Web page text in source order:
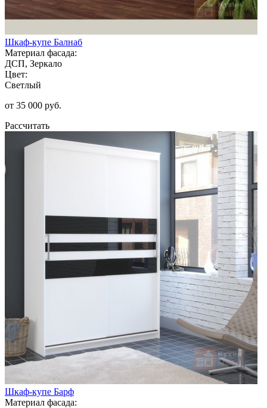
Шкаф-купе Балнаб
Материал фасада:
ДСП, Зеркало
Цвет:
Светлый
от 35 000 руб.
Рассчитать
Шкаф-купе Барф
Материал фасада: